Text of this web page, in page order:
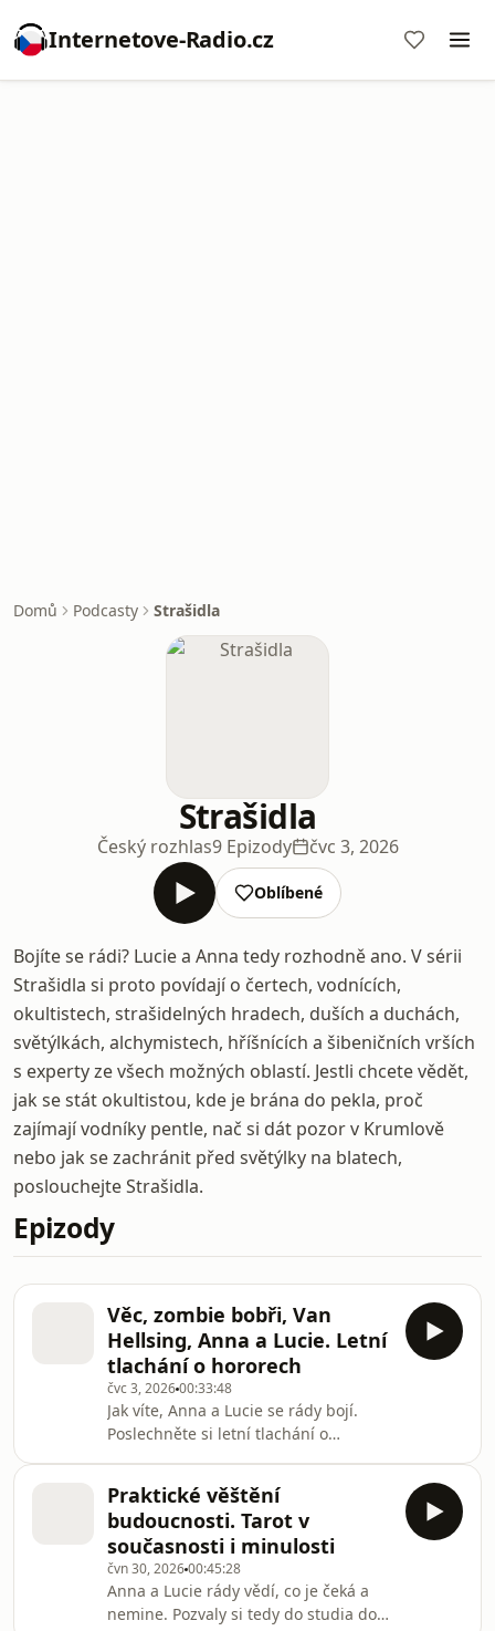
Internetove-Radio.cz
Domů Podcasty Strašidla
Strašidla
Český rozhlas9 Epizody čvc 3, 2026
Oblíbené
Bojíte se rádi? Lucie a Anna tedy rozhodně ano. V sérii
Strašidla si proto povídají o čertech, vodnících,
okultistech, strašidelných hradech, duších a duchách,
světýlkách, alchymistech, hříšnících a šibeničních vrších
s experty ze všech možných oblastí. Jestli chcete vědět,
jak se stát okultistou, kde je brána do pekla, proč
zajímají vodníky pentle, nač si dát pozor v Krumlově
nebo jak se zachránit před světýlky na blatech,
poslouchejte Strašidla.
Epizody
Věc, zombie bobři, Van
Hellsing, Anna a Lucie. Letní
tlachání o hororech
čvc 3, 202600:33:48
Jak víte, Anna a Lucie se rády bojí.
Poslechněte si letní tlachání o
pozvánku na živé natáčení Strašidel s
pedagogem a filmovým historikem
Alešem Římanem na Letní filmové
škole v Uherském Hradišti.Všechny
díly podcastu Strašidla můžete
pohodlně poslouchat v mobilní
Praktické věštění
budoucnosti. Tarot v
současnosti i minulosti
čvn 30, 202600:45:28
Anna a Lucie rády vědí, co je čeká a
nemine. Pozvaly si tedy do studia doc.